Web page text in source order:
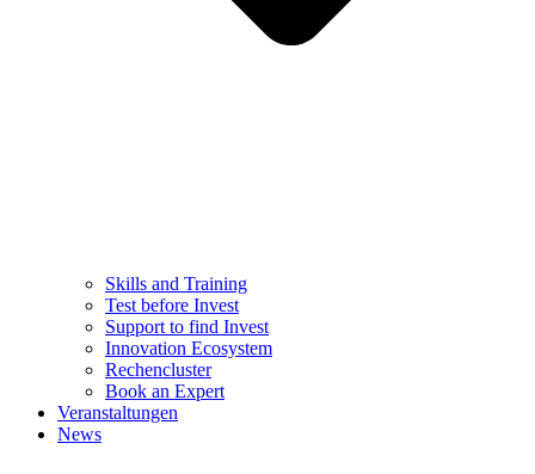
Skills and Training
Test before Invest
Support to find Invest
Innovation Ecosystem
Rechencluster​
Book an Expert
Veranstaltungen
News